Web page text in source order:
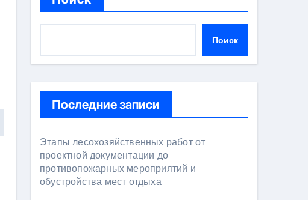
Поиск
Последние записи
Этапы лесохозяйственных работ от
проектной документации до
противопожарных мероприятий и
обустройства мест отдыха